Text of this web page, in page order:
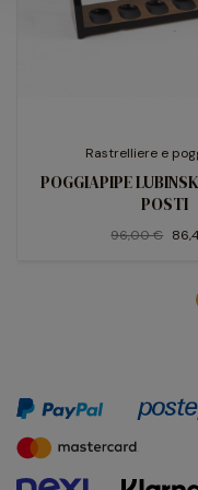
Rastrelliere e
POGGIAPIPE
POSTI
96,00 €